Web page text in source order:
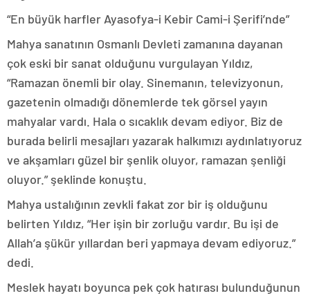
“En büyük harfler Ayasofya-i Kebir Cami-i Şerifi’nde”
Mahya sanatının Osmanlı Devleti zamanına dayanan
çok eski bir sanat olduğunu vurgulayan Yıldız,
“Ramazan önemli bir olay. Sinemanın, televizyonun,
gazetenin olmadığı dönemlerde tek görsel yayın
mahyalar vardı. Hala o sıcaklık devam ediyor. Biz de
burada belirli mesajları yazarak halkımızı aydınlatıyoruz
ve akşamları güzel bir şenlik oluyor, ramazan şenliği
oluyor.” şeklinde konuştu.
Mahya ustalığının zevkli fakat zor bir iş olduğunu
belirten Yıldız, “Her işin bir zorluğu vardır. Bu işi de
Allah’a şükür yıllardan beri yapmaya devam ediyoruz.”
dedi.
Meslek hayatı boyunca pek çok hatırası bulunduğunun